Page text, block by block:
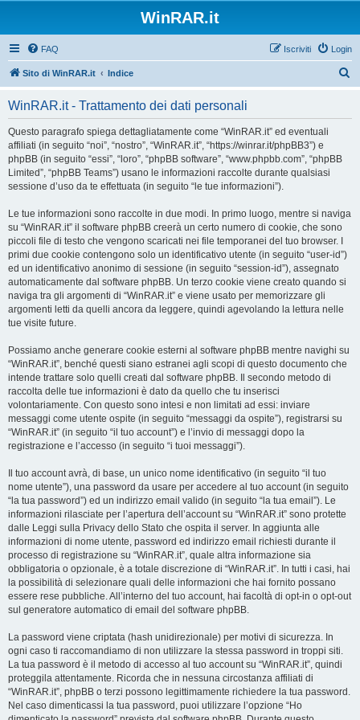
WinRAR.it
FAQ Login
Iscriviti
Sito di WinRAR.it Indice
WinRAR.it - Trattamento dei dati personali
Questo paragrafo spiega dettagliatamente come “WinRAR.it” ed eventuali
affiliati (in seguito “noi”, “nostro”, “WinRAR.it”, “https://winrar.it/phpBB3”) e
phpBB (in seguito “essi”, “loro”, “phpBB software”, “www.phpbb.com”, “phpBB
Limited”, “phpBB Teams”) usano le informazioni raccolte durante qualsiasi
sessione d’uso da te effettuata (in seguito “le tue informazioni”).
Le tue informazioni sono raccolte in due modi. In primo luogo, mentre si naviga
su “WinRAR.it” il software phpBB creerà un certo numero di cookie, che sono
piccoli file di testo che vengono scaricati nei file temporanei del tuo browser. I
primi due cookie contengono solo un identificativo utente (in seguito “user-id”)
ed un identificativo anonimo di sessione (in seguito “session-id”), assegnato
automaticamente dal software phpBB. Un terzo cookie viene creato quando si
naviga tra gli argomenti di “WinRAR.it” e viene usato per memorizzare gli
argomenti letti da quelli ancora da leggere, quindi agevolando la lettura nelle
tue visite future.
Possiamo anche generare cookie esterni al software phpBB mentre navighi su
“WinRAR.it”, benché questi siano estranei agli scopi di questo documento che
intende trattare solo quelli creati dal software phpBB. Il secondo metodo di
raccolta delle tue informazioni è dato da quello che tu inserisci
volontariamente. Con questo sono intesi e non limitati ad essi: inviare
messaggi come utente ospite (in seguito “messaggi da ospite”), registrarsi su
“WinRAR.it” (in seguito “il tuo account”) e l’invio di messaggi dopo la
registrazione e l’accesso (in seguito “i tuoi messaggi”).
Il tuo account avrà, di base, un unico nome identificativo (in seguito “il tuo
nome utente”), una password da usare per accedere al tuo account (in seguito
“la tua password”) ed un indirizzo email valido (in seguito “la tua email”). Le
informazioni rilasciate per l’apertura dell’account su “WinRAR.it” sono protette
dalle Leggi sulla Privacy dello Stato che ospita il server. In aggiunta alle
informazioni di nome utente, password ed indirizzo email richiesti durante il
processo di registrazione su “WinRAR.it”, quale altra informazione sia
obbligatoria o opzionale, è a totale discrezione di “WinRAR.it”. In tutti i casi, hai
la possibilità di selezionare quali delle informazioni che hai fornito possano
essere rese pubbliche. All’interno del tuo account, hai facoltà di opt-in o opt-out
sul generatore automatico di email del software phpBB.
La password viene criptata (hash unidirezionale) per motivi di sicurezza. In
ogni caso ti raccomandiamo di non utilizzare la stessa password in troppi siti.
La tua password è il metodo di accesso al tuo account su “WinRAR.it”, quindi
proteggila attentamente. Ricorda che in nessuna circostanza affiliati di
“WinRAR.it”, phpBB o terzi possono legittimamente richiedere la tua password.
Nel caso dimenticassi la tua password, puoi utilizzare l’opzione “Ho